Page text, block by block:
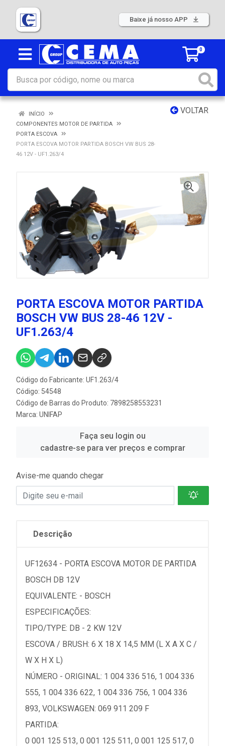
Baixe já nosso APP
0
VOLTAR
INÍCIO
COMPONENTES MOTOR DE PARTIDA
PORTA ESCOVA
PORTA ESCOVA MOTOR PARTIDA BOSCH VW BUS 28-
46 12V - UF1.263/4
PORTA ESCOVA MOTOR PARTIDA
BOSCH VW BUS 28-46 12V -
UF1.263/4
Código do Fabricante: UF1.263/4
Código: 54548
Código de Barras do Produto: 7898258553231
Marca: UNIFAP
Faça seu login ou
cadastre-se para ver preços e comprar
Avise-me quando chegar
Descrição
UF12634 - PORTA ESCOVA MOTOR DE PARTIDA
BOSCH DB 12V
EQUIVALENTE: - BOSCH
ESPECIFICAÇÕES:
TIPO/TYPE: DB - 2 KW 12V
ESCOVA / BRUSH: 6 X 18 X 14,5 MM (L X A X C /
W X H X L)
NÚMERO - ORIGINAL: 1 004 336 516, 1 004 336
555, 1 004 336 622, 1 004 336 756, 1 004 336
893, VOLKSWAGEN: 069 911 209 F
PARTIDA:
0 001 125 513, 0 001 125 511, 0 001 125 517, 0